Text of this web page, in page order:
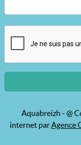
Aquabreizh - @
internet parAgence